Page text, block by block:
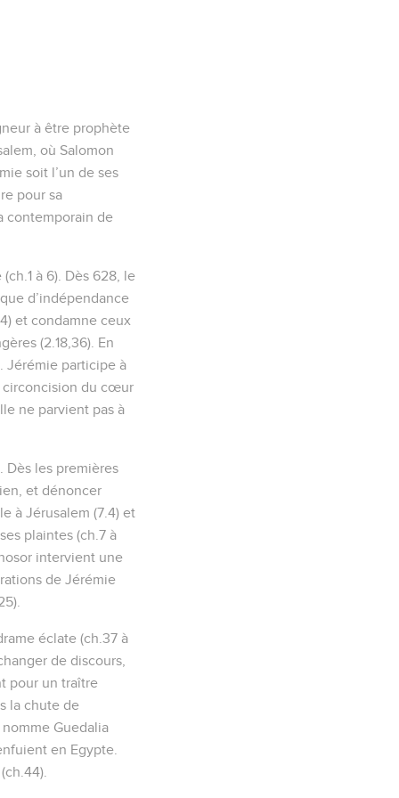
à être prophète
où Salomon
soit l’un de ses
pour sa
contemporain de
à 6). Dès 628, le
d’indépendance
et condamne ceux
(2.18,36). En
Jérémie participe à
circoncision du cœur
ne parvient pas à
Dès les premières
et dénoncer
à Jérusalem (7.4) et
plaintes (ch.7 à
intervient une
de Jérémie
éclate (ch.37 à
de discours,
pour un traître
la chute de
Guedalia
en Egypte.